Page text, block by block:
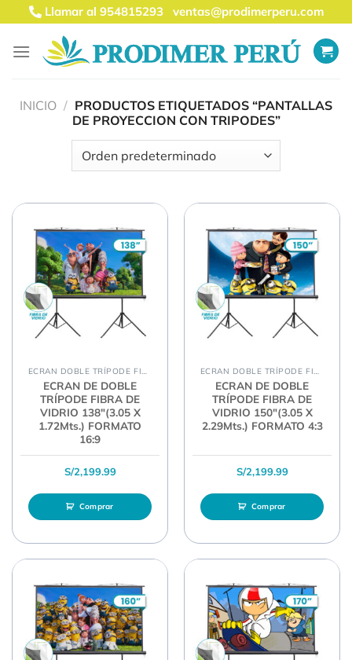
Saltar
al
contenido
Llamar al 954815293ventas@prodimerperu.com
INICIO / PRODUCTOS ETIQUETADOS “PANTALLAS
DE PROYECCION CON TRIPODES”
ECRAN DOBLE TRÍPODE FIBRA
ECRAN DE DOBLE
TRÍPODE FIBRA DE
VIDRIO 138″(3.05 X
1.72Mts.) FORMATO
16:9
S/2,199.99
Comprar
ECRAN DOBLE TRÍPODE FIBRA
ECRAN DE DOBLE
TRÍPODE FIBRA DE
VIDRIO 150″(3.05 X
2.29Mts.) FORMATO 4:3
S/2,199.99
Comprar